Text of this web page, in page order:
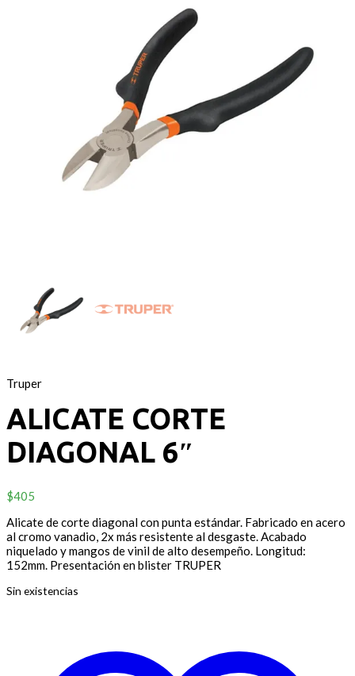
Truper
ALICATE CORTE
DIAGONAL 6″
$405
Alicate de corte diagonal con punta estándar. Fabricado en acero
al cromo vanadio, 2x más resistente al desgaste. Acabado
niquelado y mangos de vinil de alto desempeño. Longitud:
152mm. Presentación en blister TRUPER
Sin existencias